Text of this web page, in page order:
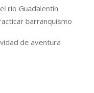
río Guadalentín
barranquismo
de aventura